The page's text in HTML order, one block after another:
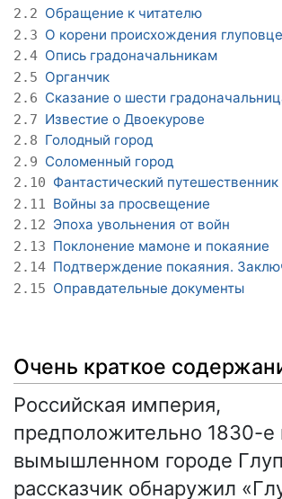
2.2 Обращение к читателю
2.3 О корени происхождения
2.4 Опись градоначальникам
2.5 Органчик
2.6 Сказание о шести
2.7 Известие о Двоекурове
2.8 Голодный город
2.9 Соломенный город
2.10 Фантастический путешественник
2.11 Войны за просвещение
2.12 Эпоха увольнения от войн
2.13 Поклонение мамоне и покаяние
2.14 Подтверждение покаяния.
2.15 Оправдательные документы
Очень краткое
Российская империя,
предположительно 1830-е
вымышленном городе
рассказчик обнаружил